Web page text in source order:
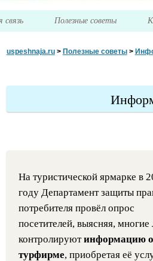
связь Полезные советы
uspeshnaja.ru> Полезные советы>
На туристической ярмарке в
году Департамент защиты
потребителя провёл опрос
посетителей, выясняя, многие
контролируютинформацию о
турфирме, приобретая её